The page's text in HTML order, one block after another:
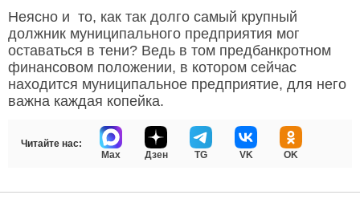
Неясно и то, как так долго самый крупный
должник муниципального предприятия мог
оставаться в тени? Ведь в том предбанкротном
финансовом положении, в котором сейчас
находится муниципальное предприятие, для него
важна каждая копейка.
Читайте нас:
Max
Дзен TG VK OK